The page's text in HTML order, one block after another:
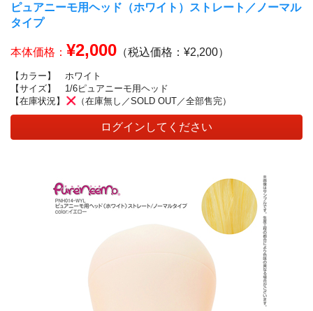
ピュアニーモ用ヘッド（ホワイト）ストレート／ノーマル
タイプ
本体価格： ¥2,000 （税込価格：¥2,200）
【カラー】
ホワイト
【サイズ】
1/6ピュアニーモ用ヘッド
【在庫状況】
（在庫無し／SOLD OUT／全部售完）
ログインしてください